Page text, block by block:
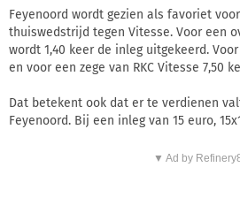
Feyenoord wordt gezien als favoriet
thuiswedstrijd tegen Vitesse. Voor een
wordt 1,40 keer de inleg uitgekeerd.
en voor een zege van RKC Vitesse 7,50
Dat betekent ook dat er te verdienen
Feyenoord. Bij een inleg van 15 euro,
▼ Ad by